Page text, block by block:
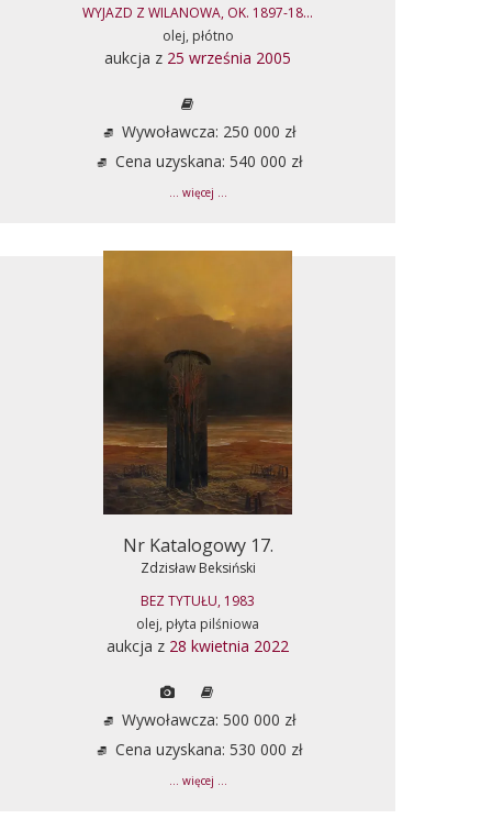
WYJAZD Z WILANOWA, OK. 1897-18...
olej, płótno
aukcja z 25 września 2005
Wywoławcza: 250 000 zł
Cena uzyskana: 540 000 zł
... więcej ...
Nr Katalogowy 17.
Zdzisław Beksiński
BEZ TYTUŁU, 1983
olej, płyta pilśniowa
aukcja z 28 kwietnia 2022
Wywoławcza: 500 000 zł
Cena uzyskana: 530 000 zł
... więcej ...